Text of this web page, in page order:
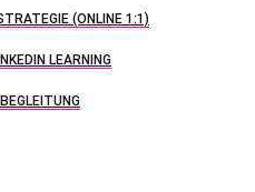
(ONLINE 1:1)
LEARNING